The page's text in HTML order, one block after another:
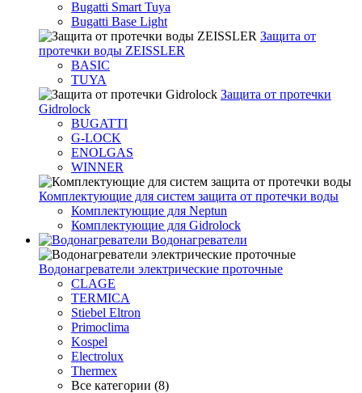
Bugatti Smart Tuya
Bugatti Base Light
Защита от
протечки воды ZEISSLER
BASIC
TUYA
Защита от протечки
Gidrolock
BUGATTI
G-LOCK
ENOLGAS
WINNER
Комплектующие для систем защита от протечки воды
Комплектующие для Neptun
Комплектующие для Gidrolock
Водонагреватели
Водонагреватeли электрические проточные
CLAGE
TERMICA
Stiebel Eltron
Primoclima
Kospel
Electrolux
Thermex
Все категории (8)